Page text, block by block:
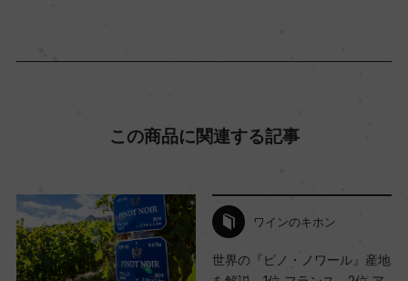
(2023)「マイケル・クーパー」 4.5星/「キャメロ
16.5点
Wine Advocate 獲得点
この商品に関連する記事
ワインのキホン
世界の『ピノ・ノワール』産地